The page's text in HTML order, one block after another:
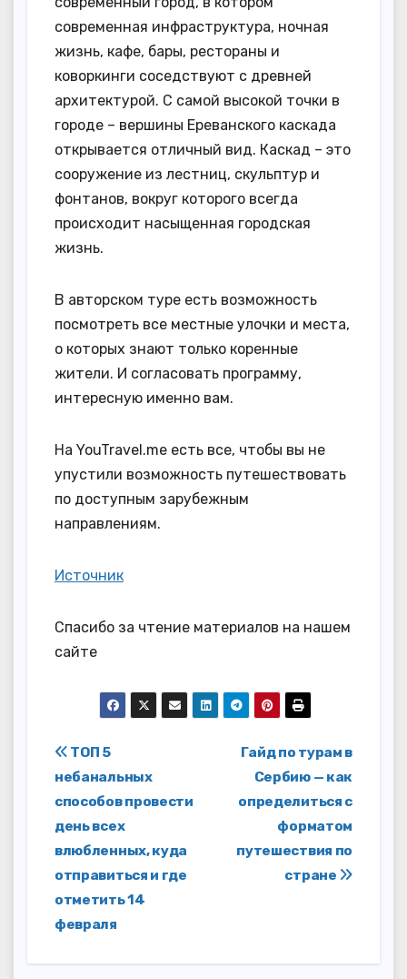
современная инфраструктура, ночная
жизнь, кафе, бары, рестораны и
коворкинги соседствуют с древней
архитектурой. С самой высокой точки в
городе – вершины Ереванского каскада
открывается отличный вид. Каскад – это
сооружение из лестниц, скульптур и
фонтанов, вокруг которого всегда
происходит насыщенная городская
жизнь.
В авторском туре есть возможность
посмотреть все местные улочки и места,
о которых знают только коренные
жители. И согласовать программу,
интересную именно вам.
На YouTravel.me есть все, чтобы вы не
упустили возможность путешествовать
по доступным зарубежным
направлениям.
Источник
Спасибо за чтение материалов на нашем
сайте
Навигация
по
записям
Гайд по турам в
Сербию — как
определиться с
форматом
путешествия по
стране
ТОП 5
небанальных
способов провести
день всех
влюбленных, куда
отправиться и где
отметить 14
февраля